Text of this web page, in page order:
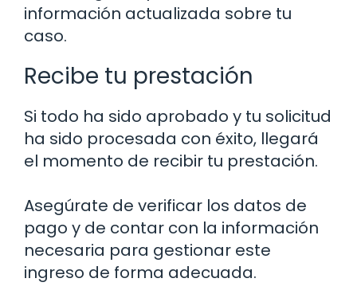
información actualizada sobre tu
caso.
Recibe tu prestación
Si todo ha sido aprobado y tu solicitud
ha sido procesada con éxito, llegará
el momento de recibir tu prestación.
Asegúrate de verificar los datos de
pago y de contar con la información
necesaria para gestionar este
ingreso de forma adecuada.